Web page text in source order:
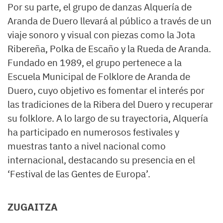
Por su parte, el grupo de danzas Alquería de
Aranda de Duero llevará al público a través de un
viaje sonoro y visual con piezas como la Jota
Ribereña, Polka de Escaño y la Rueda de Aranda.
Fundado en 1989, el grupo pertenece a la
Escuela Municipal de Folklore de Aranda de
Duero, cuyo objetivo es fomentar el interés por
las tradiciones de la Ribera del Duero y recuperar
su folklore. A lo largo de su trayectoria, Alquería
ha participado en numerosos festivales y
muestras tanto a nivel nacional como
internacional, destacando su presencia en el
‘Festival de las Gentes de Europa’.
ZUGAITZA